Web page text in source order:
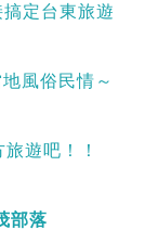
定台東旅遊
風俗民情～
遊吧！！
部落